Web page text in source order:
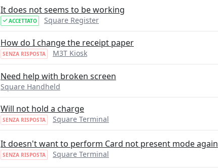
It does not seems to be working
ACCETTATO Square Register
How do I change the receipt paper
SENZA RISPOSTA M3T Kiosk
Need help with broken screen
Square Handheld
Will not hold a charge
SENZA RISPOSTA Square Terminal
It doesn't want to perform Card not present mode again
SENZA RISPOSTA Square Terminal